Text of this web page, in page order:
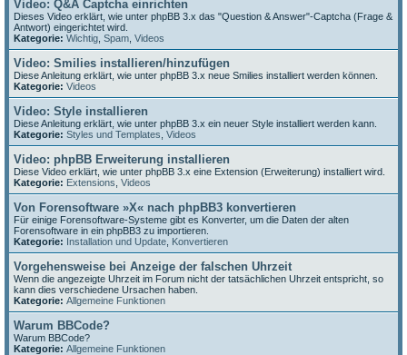
Video: Q&A Captcha einrichten
Dieses Video erklärt, wie unter phpBB 3.x das "Question & Answer"-Captcha (Frage &
Antwort) eingerichtet wird.
Kategorie: Wichtig Spam Videos
Video: Smilies installieren/hinzufügen
Diese Anleitung erklärt, wie unter phpBB 3.x neue Smilies installiert werden können.
Kategorie: Videos
Video: Style installieren
Diese Anleitung erklärt, wie unter phpBB 3.x ein neuer Style installiert werden kann.
Kategorie: Styles und Templates Videos
Video: phpBB Erweiterung installieren
Diese Video erklärt, wie unter phpBB 3.x eine Extension (Erweiterung) installiert wird.
Kategorie: Extensions Videos
Von Forensoftware »X« nach phpBB3 konvertieren
Für einige Forensoftware-Systeme gibt es Konverter, um die Daten der alten
Forensoftware in ein phpBB3 zu importieren.
Kategorie: Installation und Update Konvertieren
Vorgehensweise bei Anzeige der falschen Uhrzeit
Wenn die angezeigte Uhrzeit im Forum nicht der tatsächlichen Uhrzeit entspricht, so
kann dies verschiedene Ursachen haben.
Kategorie: Allgemeine Funktionen
Warum BBCode?
Warum BBCode?
Kategorie: Allgemeine Funktionen